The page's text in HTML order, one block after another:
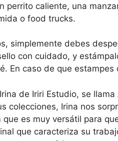
perrito caliente, una
o food trucks.
simplemente debes
con cuidado, y
En caso de que
de Iriri Estudio, se
colecciones, Irina nos
es muy versátil para
que caracteriza su